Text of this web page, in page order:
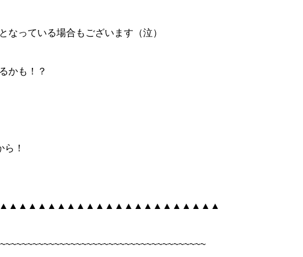
なっている場合もございます（泣）
かも！？
！